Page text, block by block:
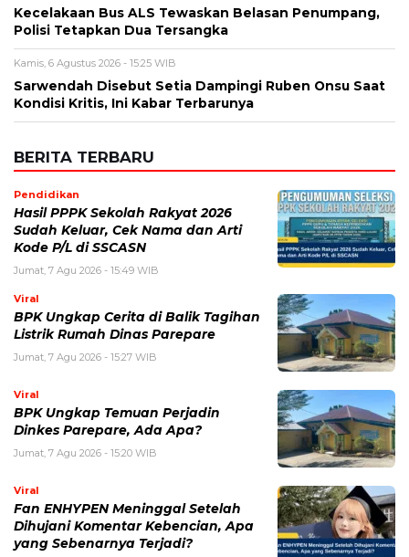
BERITA TERBARU
Pendidikan
Hasil PPPK Sekolah Rakyat 2026
Sudah Keluar, Cek Nama dan Arti
Kode P/L di SSCASN
Jumat, 7 Agu 2026 - 15:49 WIB
Viral
BPK Ungkap Cerita di Balik Tagihan
Listrik Rumah Dinas Parepare
Jumat, 7 Agu 2026 - 15:27 WIB
Viral
BPK Ungkap Temuan Perjadin
Jumat, 7 Agu 2026 - 15:20 WIB
Fan ENHYPEN Meninggal Setelah
yang Sebenarnya Terjadi?
Jumat, 7 Agu 2026 - 15:16 WIB
Internasional
Gagal, 2 Pejabat Senior Mossad
Dilaporkan Dicopot
Jumat, 7 Agu 2026 - 14:56 WIB